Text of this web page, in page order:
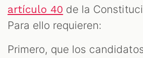
artículo 40 de la
Para ello requieren:
Primero, que los